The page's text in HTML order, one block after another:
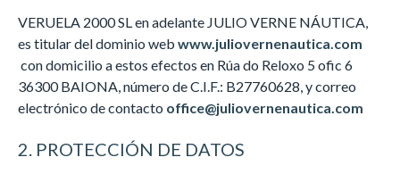
VERUELA 2000 SL en adelante JULIO VERNE NÁUTICA,
es titular del dominio web www.juliovernenautica.com
con domicilio a estos efectos en Rúa do Reloxo 5 ofic 6
36300 BAIONA, número de C.I.F.: B27760628, y correo
electrónico de contacto office@juliovernenautica.com
2. PROTECCIÓN DE DATOS